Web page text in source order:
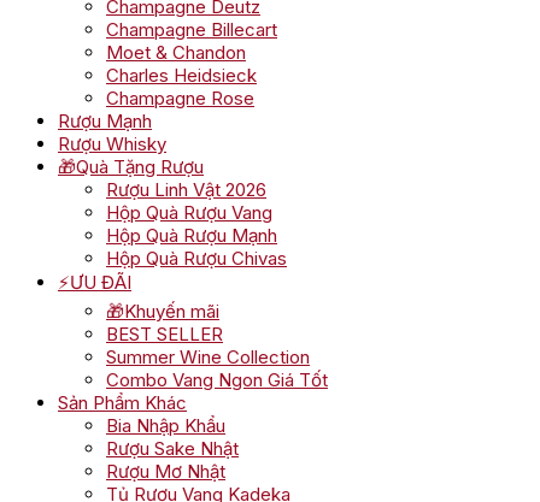
Champagne Deutz
Champagne Billecart
Moet & Chandon
Charles Heidsieck
Champagne Rose
Rượu Mạnh
Rượu Whisky
🎁Quà Tặng Rượu
Rượu Linh Vật 2026
Hộp Quà Rượu Vang
Hộp Quà Rượu Mạnh
Hộp Quà Rượu Chivas
⚡ƯU ĐÃI
🎁Khuyến mãi
BEST SELLER
Summer Wine Collection
Combo Vang Ngon Giá Tốt
Sản Phẩm Khác
Bia Nhập Khẩu
Rượu Sake Nhật
Rượu Mơ Nhật
Tủ Rượu Vang Kadeka